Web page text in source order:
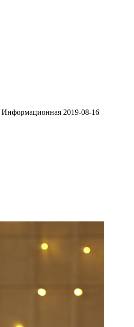
Информационная 2019-08-16